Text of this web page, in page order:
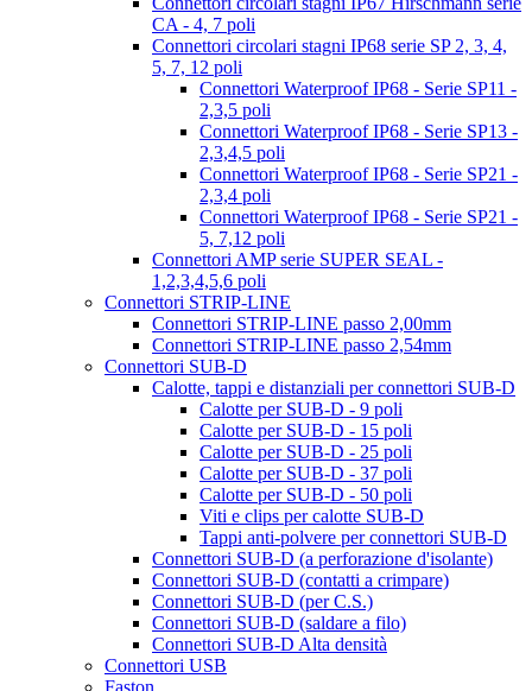
CA - 4, 7 poli
Connettori circolari stagni IP68 serie SP 2, 3, 4,
5, 7, 12 poli
Connettori Waterproof IP68 - Serie SP11 -
2,3,5 poli
Connettori Waterproof IP68 - Serie SP13 -
2,3,4,5 poli
Connettori Waterproof IP68 - Serie SP21 -
2,3,4 poli
Connettori Waterproof IP68 - Serie SP21 -
5, 7,12 poli
Connettori AMP serie SUPER SEAL -
1,2,3,4,5,6 poli
Connettori STRIP-LINE
Connettori STRIP-LINE passo 2,00mm
Connettori STRIP-LINE passo 2,54mm
Connettori SUB-D
Calotte, tappi e distanziali per connettori SUB-D
Calotte per SUB-D - 9 poli
Calotte per SUB-D - 15 poli
Calotte per SUB-D - 25 poli
Calotte per SUB-D - 37 poli
Calotte per SUB-D - 50 poli
Viti e clips per calotte SUB-D
Tappi anti-polvere per connettori SUB-D
Connettori SUB-D (a perforazione d'isolante)
Connettori SUB-D (contatti a crimpare)
Connettori SUB-D (per C.S.)
Connettori SUB-D (saldare a filo)
Connettori SUB-D Alta densità
Connettori USB
Faston